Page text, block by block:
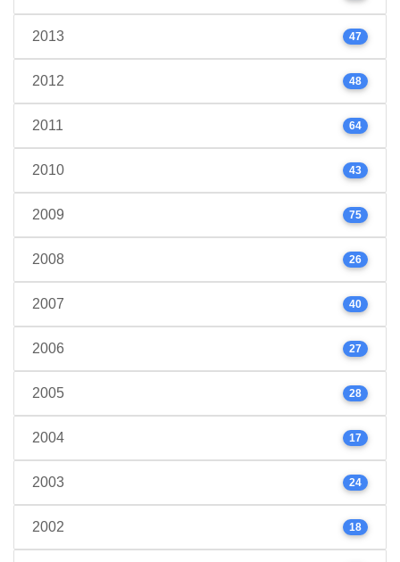
2013 47
2012 48
2011 64
2010 43
2009 75
2008 26
2007 40
2006 27
2005 28
2004 17
2003 24
2002 18